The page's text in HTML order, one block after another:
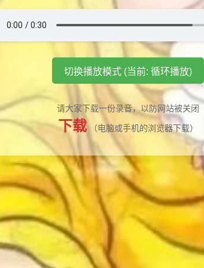
切换播放模式 (当前: 循环播放)
请大家下载一份录音，以防网站被关闭
下载 （电脑或手机的浏览器下载）